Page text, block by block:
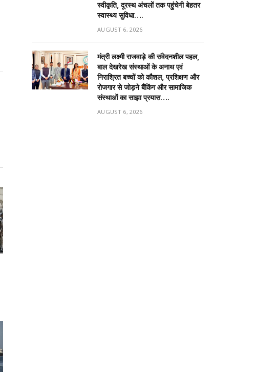
स्वीकृति, दूरस्थ अंचलों तक पहुंचेगी बेहतर
स्वास्थ्य सुविधा….
AUGUST 6, 2026
मंत्री लक्ष्मी राजवाड़े की संवेदनशील पहल,
बाल देखरेख संस्थाओं के अनाथ एवं
निराश्रित बच्चों को कौशल, प्रशिक्षण और
रोजगार से जोड़ने बैंकिंग और सामाजिक
संस्थाओं का साझा प्रयास….
AUGUST 6, 2026